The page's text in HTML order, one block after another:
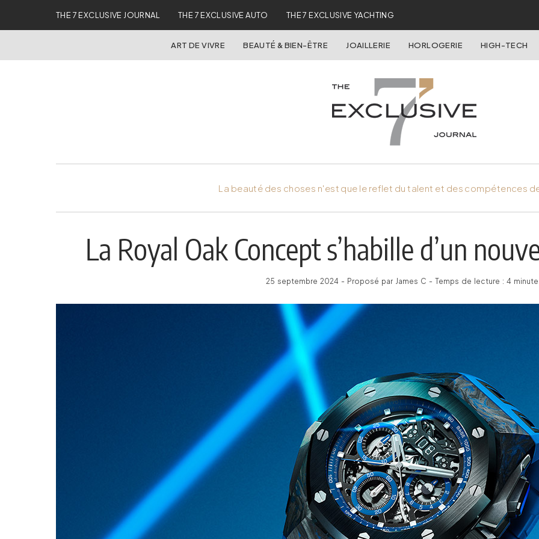
THE 7 EXCLUSIVE JOURNAL THE 7 EXCLUSIVE AUTO THE 7 EXCLUSIVE YACHTING
ART DE VIVRE BEAUTÉ & BIEN-ÊTRE JOAILLERIE HORLOGERIE HIGH-TECH
La beauté des choses n'est que le reflet du talent et des compétences
La Royal Oak Concept s’habille d’un
25 septembre 2024 - Proposé par James C - Temps de lecture : 4